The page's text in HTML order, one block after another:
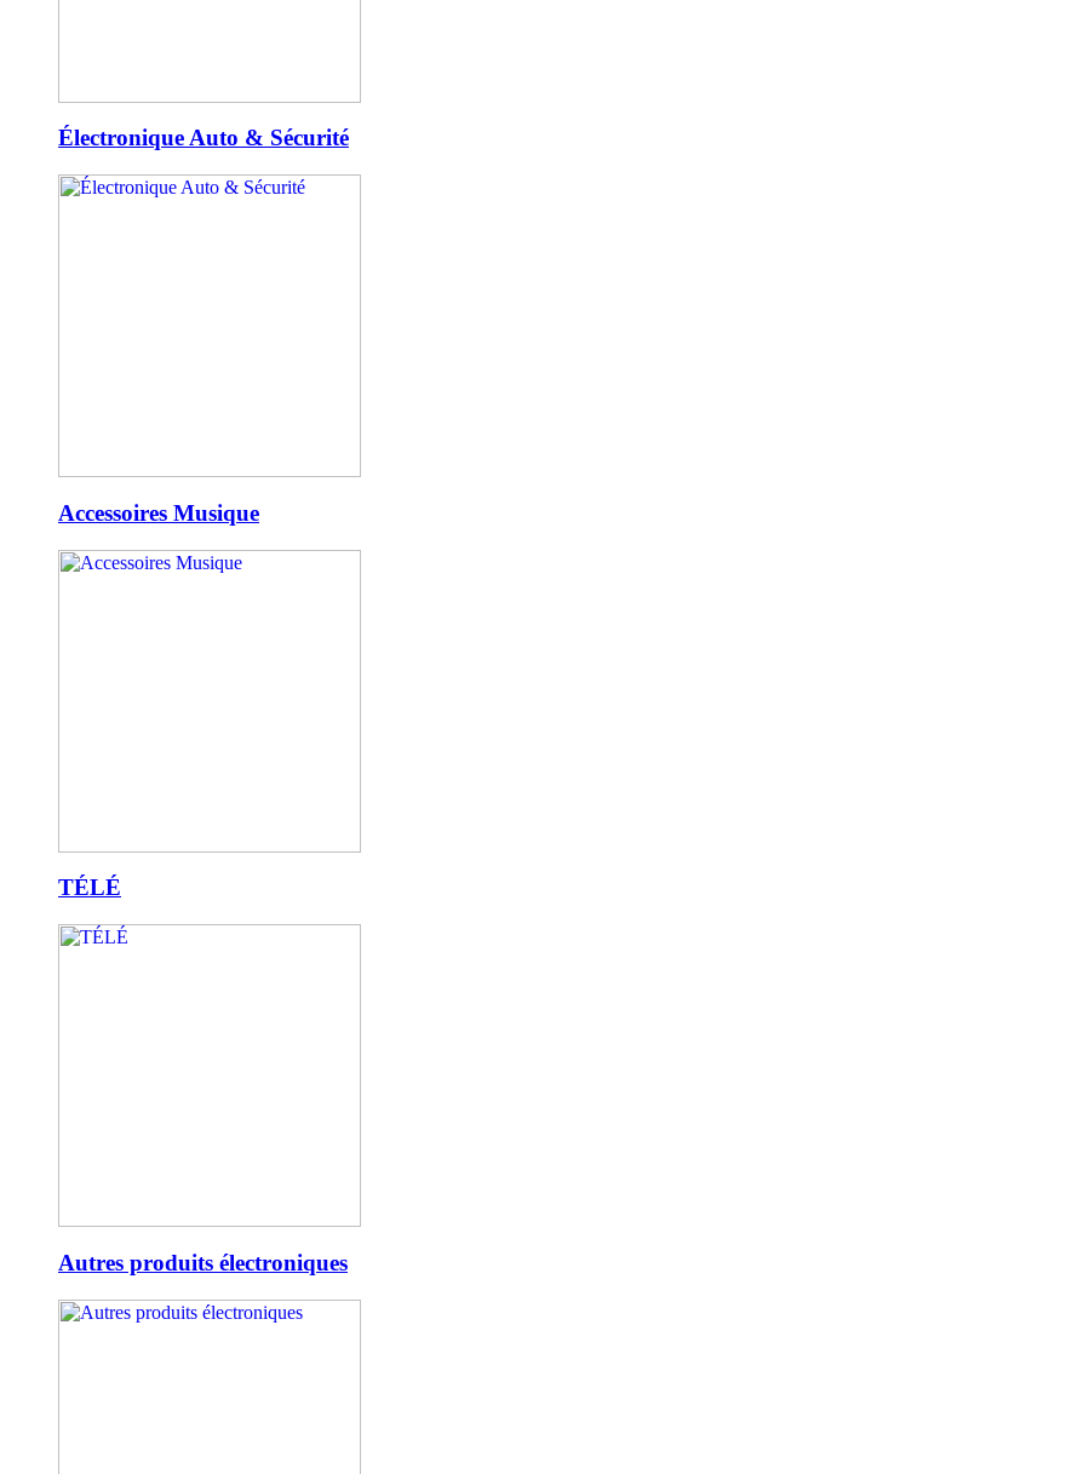
Électronique Auto & Sécurité
Accessoires Musique
TÉLÉ
Autres produits électroniques